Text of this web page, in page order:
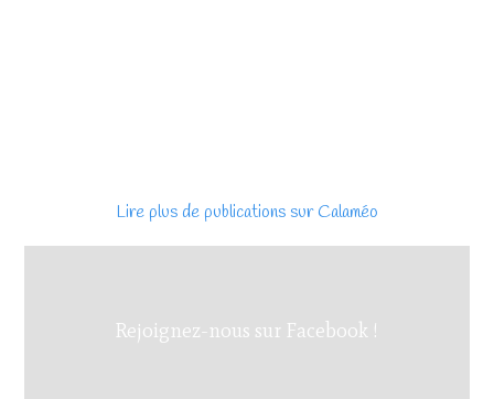
Lire plus de publications sur Calaméo
Rejoignez-nous sur Facebook !